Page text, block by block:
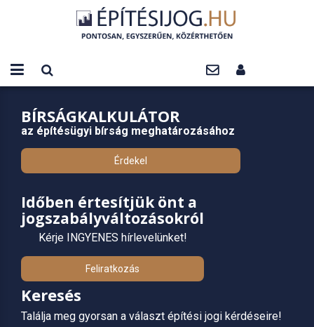
BÍRSÁGKALKULÁTOR
az építésügyi bírság meghatározásához
Érdekel
Időben értesítjük önt a
jogszabályváltozásokról
Kérje INGYENES hírlevelünket!
Feliratkozás
Keresés
Találja meg gyorsan a választ építési jogi kérdéseire!